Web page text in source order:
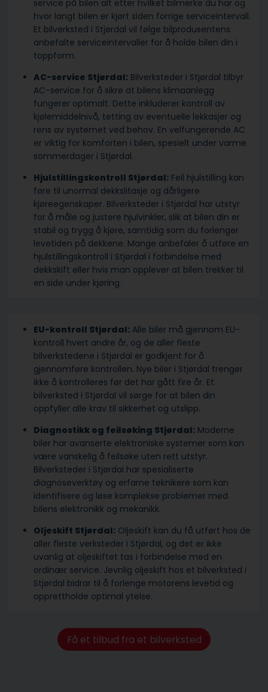
service på bilen alt etter hvilket bilmerke du har og
hvor langt bilen er kjørt siden forrige serviceintervall.
Et bilverksted i Stjørdal vil følge bilprodusentens
anbefalte serviceintervaller for å holde bilen din i
toppform.
AC-service Stjørdal: Bilverksteder i Stjørdal tilbyr
AC-service for å sikre at bilens klimaanlegg
fungerer optimalt. Dette inkluderer kontroll av
kjølemiddelnivå, tetting av eventuelle lekkasjer og
rens av systemet ved behov. En velfungerende AC
er viktig for komforten i bilen, spesielt under varme
sommerdager i Stjørdal.
Hjulstillingskontroll Stjørdal: Feil hjulstilling kan
føre til unormal dekkslitasje og dårligere
kjøreegenskaper. Bilverksteder i Stjørdal har utstyr
for å måle og justere hjulvinkler, slik at bilen din er
stabil og trygg å kjøre, samtidig som du forlenger
levetiden på dekkene. Mange anbefaler å utføre en
hjulstillingskontroll i Stjørdal i forbindelse med
dekkskift eller hvis man opplever at bilen trekker til
en side under kjøring.
EU-kontroll Stjørdal: Alle biler må gjennom EU-
kontroll hvert andre år, og de aller fleste
bilverkstedene i Stjørdal er godkjent for å
gjennomføre kontrollen. Nye biler i Stjørdal trenger
ikke å kontrolleres før det har gått fire år. Et
bilverksted i Stjørdal vil sørge for at bilen din
oppfyller alle krav til sikkerhet og utslipp.
Diagnostikk og feilsøking Stjørdal: Moderne
biler har avanserte elektroniske systemer som kan
være vanskelig å feilsøke uten rett utstyr.
Bilverksteder i Stjørdal har spesialiserte
diagnoseverktøy og erfarne teknikere som kan
identifisere og løse komplekse problemer med
bilens elektronikk og mekanikk.
Oljeskift Stjørdal: Oljeskift kan du få utført hos de
aller fleste verksteder i Stjørdal, og det er ikke
uvanlig at oljeskiftet tas i forbindelse med en
ordinær service. Jevnlig oljeskift hos et bilverksted i
Stjørdal bidrar til å forlenge motorens levetid og
opprettholde optimal ytelse.
Få et tilbud fra et bilverksted